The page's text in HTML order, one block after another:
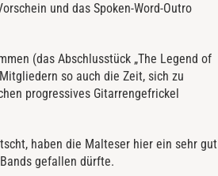
und das Spoken-Word-Outro
(das Abschlusstück „The Legend of
so auch die Zeit, sich zu
progressives Gitarrengefrickel
haben die Malteser hier ein sehr gut
gefallen dürfte.